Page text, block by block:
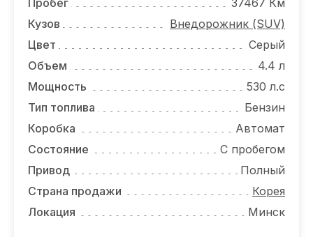
Пробег
37467 Км
Кузов
Внедорожник (SUV)
Цвет
Серый
Объем
4.4 л
Мощность
530 л.с
Тип топлива
Бензин
Коробка
Автомат
Состояние
С пробегом
Привод
Полный
Страна продажи
Корея
Локация
Минск